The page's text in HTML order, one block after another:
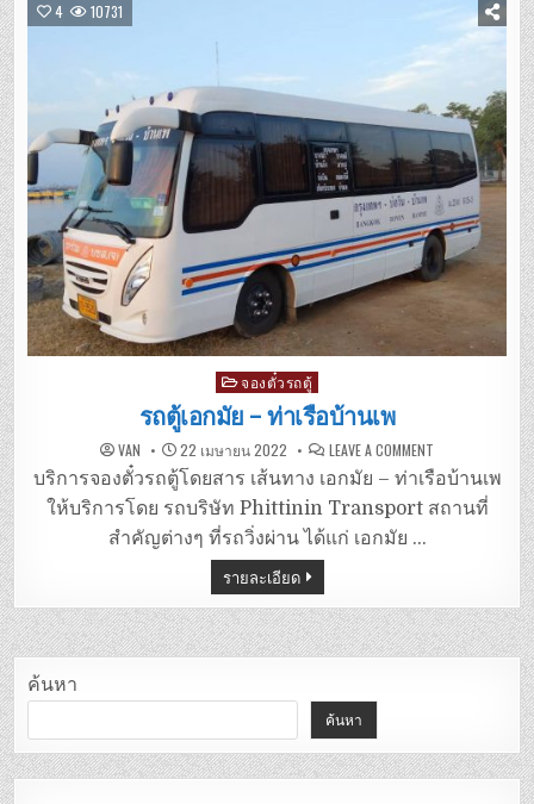
4 10731
Posted
in
จองตั๋วรถตู้
รถตู้เอกมัย – ท่าเรือบ้านเพ
VAN 22 เมษายน 2022 LEAVE A COMMENT
ตู้
เอกมัย
–
ท่าเรือ
บริการจองตั๋วรถตู้โดยสาร เส้นทาง เอกมัย – ท่าเรือบ้านเพ
ให้บริการโดย รถบริษัท Phittinin Transport สถานที่
สำคัญต่างๆ ที่รถวิ่งผ่าน ได้แก่ เอกมัย …
รายละเอียด
ค้นหา
ค้นหา